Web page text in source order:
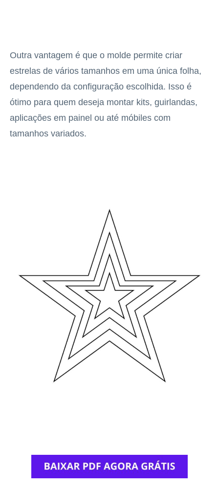
Outra vantagem é que o molde permite criar
estrelas de vários tamanhos em uma única folha,
dependendo da configuração escolhida. Isso é
ótimo para quem deseja montar kits, guirlandas,
aplicações em painel ou até móbiles com
tamanhos variados.